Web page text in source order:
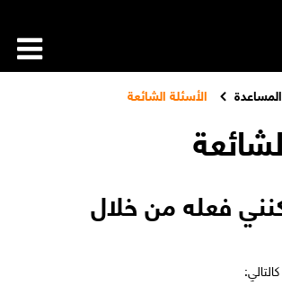
المساعدة الأسئلة الشائعة
فعله من خلال